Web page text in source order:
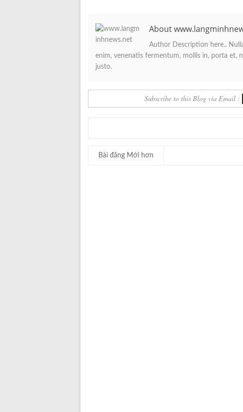
About
Author Description here..
enim, venenatis fermentum, mollis in, porta et,
justo.
Subscribe to this Blog via Email :
Bài đăng Mới hơn